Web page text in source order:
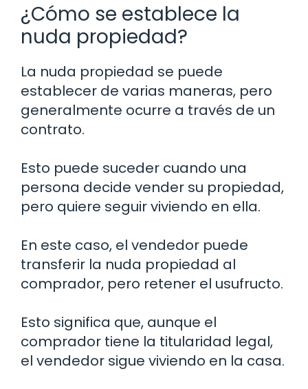
¿Cómo se establece la
nuda propiedad?
La nuda propiedad se puede
establecer de varias maneras, pero
generalmente ocurre a través de un
contrato.
Esto puede suceder cuando una
persona decide vender su propiedad,
pero quiere seguir viviendo en ella.
En este caso, el vendedor puede
transferir la nuda propiedad al
comprador, pero retener el usufructo.
Esto significa que, aunque el
comprador tiene la titularidad legal,
el vendedor sigue viviendo en la casa.